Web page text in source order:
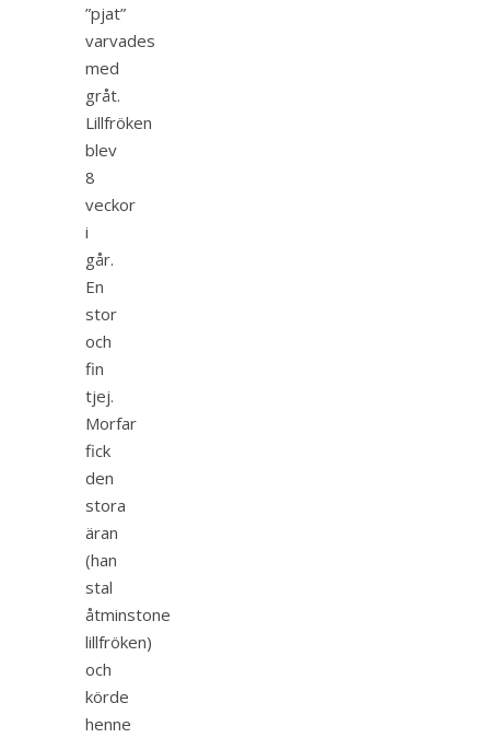
”pjat”
varvades
med
gråt.
Lillfröken
blev
8
veckor
i
går.
En
stor
och
fin
tjej.
Morfar
fick
den
stora
äran
(han
stal
åtminstone
lillfröken)
och
körde
henne